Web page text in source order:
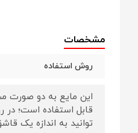
مشخصات
روش استفاده
این مایع به دو صورت
قابل استفاده است؛
توانید به اندازه یک